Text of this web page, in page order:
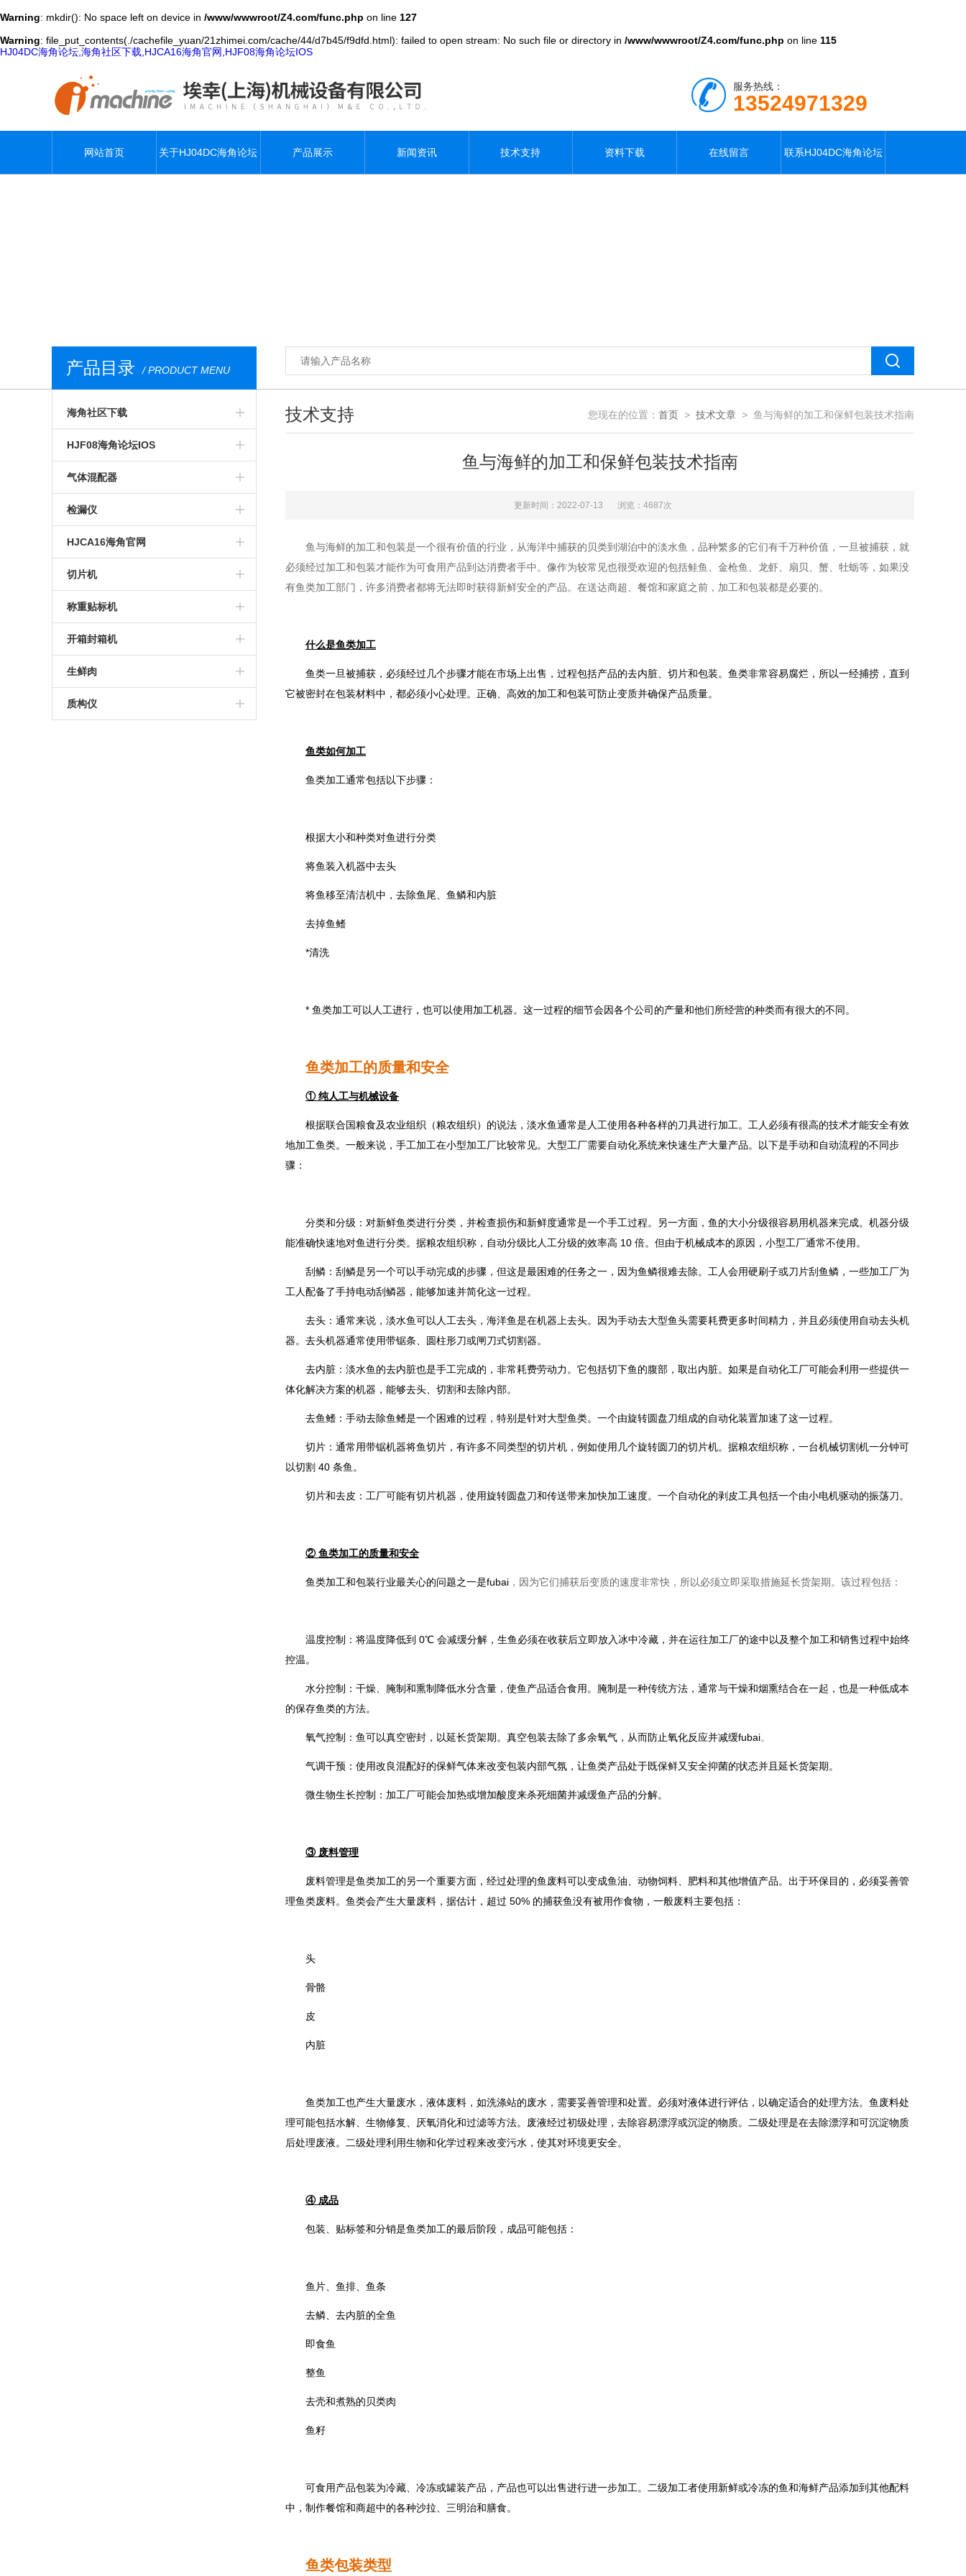
Warning: mkdir(): No space left on device in /www/wwwroot/Z4.com/func.php on line 127
Warning: file_put_contents(./cachefile_yuan/21zhimei.com/cache/44/d7b45/f9dfd.html): failed to open stream: No such file or directory in /www/wwwroot/Z4.com/func.php on line 115
HJ04DC海角论坛,海角社区下载,HJCA16海角官网,HJF08海角论坛IOS
服务热线：
13524971329
网站首页 关于HJ04DC海角论坛 产品展示 新闻资讯 技术支持 资料下载 在线留言 联系HJ04DC海角论坛
产品目录 / PRODUCT MENU
海角社区下载
气调包装分析仪
安瓿瓶海角社区下载
西林瓶海角社区下载
荧光法海角社区下载
食品海角社区下载
便携式海角社区下载
进口海角社区下载
药品海角社区下载
无损海角社区下载
HJF08海角论坛IOS
膜康分析仪
台式顶空气体分析仪
无损HJF08海角论坛IOS
荧光法HJF08海角论坛IOS
在线HJF08海角论坛IOS
食品包装HJF08海角论坛IOS
药品包装HJF08海角论坛IOS
气体混配器
气调包装气体混配器
机械旋钮式气体混配器
数字式气体混配器
食品包装气体混配器
检漏仪
透湿仪
透过率测试仪
在线检漏仪
包装检漏仪
无损包装检漏仪
食品包装检漏仪
HJCA16海角官网
预制菜食品HJCA16海角官网
气调HJCA16海角官网
真空贴体HJCA16海角官网
真空HJCA16海角官网
预制托盒HJCA16海角官网
切片机
全自动切片机
手动切片机
称重贴标机
入门级称重贴标机
高性能称重贴标机
开箱封箱机
套袋机
生鲜肉
生鲜肉气调包装品控方案
质构仪
技术支持 您现在的位置： 首页 > 技术文章 > 鱼与海鲜的加工和保鲜包装技术指南
鱼与海鲜的加工和保鲜包装技术指南
更新时间：2022-07-13 浏览：4687次
鱼与海鲜的加工和包装是一个很有价值的行业，从海洋中捕获的贝类到湖泊中的淡水鱼，品种繁多的它们有千万种价值，一旦被捕获，就
必须经过加工和包装才能作为可食用产品到达消费者手中。像作为较常见也很受欢迎的包括鲑鱼、金枪鱼、龙虾、扇贝、蟹、牡蛎等，如果没
有鱼类加工部门，许多消费者都将无法即时获得新鲜安全的产品。在送达商超、餐馆和家庭之前，加工和包装都是必要的。
什么是鱼类加工
鱼类一旦被捕获，必须经过几个步骤才能在市场上出售，过程包括产品的去内脏、切片和包装。鱼类非常容易腐烂，所以一经捕捞，直到
它被密封在包装材料中，都必须小心处理。正确、高效的加工和包装可防止变质并确保产品质量。
鱼类如何加工
鱼类加工通常包括以下步骤：
根据大小和种类对鱼进行分类
将鱼装入机器中去头
将鱼移至清洁机中，去除鱼尾、鱼鳞和内脏
去掉鱼鳍
*清洗
* 鱼类加工可以人工进行，也可以使用加工机器。这一过程的细节会因各个公司的产量和他们所经营的种类而有很大的不同。
鱼类加工的质量和安全
① 纯人工与机械设备
根据联合国粮食及农业组织（粮农组织）的说法，淡水鱼通常是人工使用各种各样的刀具进行加工。工人必须有很高的技术才能安全有效
地加工鱼类。一般来说，手工加工在小型加工厂比较常见。大型工厂需要自动化系统来快速生产大量产品。以下是手动和自动流程的不同步
骤：
分类和分级：对新鲜鱼类进行分类，并检查损伤和新鲜度通常是一个手工过程。另一方面，鱼的大小分级很容易用机器来完成。机器分级
能准确快速地对鱼进行分类。据粮农组织称，自动分级比人工分级的效率高 10 倍。但由于机械成本的原因，小型工厂通常不使用。
刮鳞：刮鳞是另一个可以手动完成的步骤，但这是最困难的任务之一，因为鱼鳞很难去除。工人会用硬刷子或刀片刮鱼鳞，一些加工厂为
工人配备了手持电动刮鳞器，能够加速并简化这一过程。
去头：通常来说，淡水鱼可以人工去头，海洋鱼是在机器上去头。因为手动去大型鱼头需要耗费更多时间精力，并且必须使用自动去头机
器。去头机器通常使用带锯条、圆柱形刀或闸刀式切割器。
去内脏：淡水鱼的去内脏也是手工完成的，非常耗费劳动力。它包括切下鱼的腹部，取出内脏。如果是自动化工厂可能会利用一些提供一
体化解决方案的机器，能够去头、切割和去除内部。
去鱼鳍：手动去除鱼鳍是一个困难的过程，特别是针对大型鱼类。一个由旋转圆盘刀组成的自动化装置加速了这一过程。
切片：通常用带锯机器将鱼切片，有许多不同类型的切片机，例如使用几个旋转圆刀的切片机。据粮农组织称，一台机械切割机一分钟可
以切割 40 条鱼。
切片和去皮：工厂可能有切片机器，使用旋转圆盘刀和传送带来加快加工速度。一个自动化的剥皮工具包括一个由小电机驱动的振荡刀。
② 鱼类加工的质量和安全
鱼类加工和包装行业最关心的问题之一是fubai ，因为它们捕获后变质的速度非常快，所以必须立即采取措施延长货架期。该过程包括：
温度控制：将温度降低到 0℃ 会减缓分解，生鱼必须在收获后立即放入冰中冷藏，并在运往加工厂的途中以及整个加工和销售过程中始终
控温。
水分控制：干燥、腌制和熏制降低水分含量，使鱼产品适合食用。腌制是一种传统方法，通常与干燥和烟熏结合在一起，也是一种低成本
的保存鱼类的方法。
氧气控制：鱼可以真空密封，以延长货架期。真空包装去除了多余氧气，从而防止氧化反应并减缓fubai。
气调干预：使用改良混配好的保鲜气体来改变包装内部气氛，让鱼类产品处于既保鲜又安全抑菌的状态并且延长货架期。
微生物生长控制：加工厂可能会加热或增加酸度来杀死细菌并减缓鱼产品的分解。
③ 废料管理
废料管理是鱼类加工的另一个重要方面，经过处理的鱼废料可以变成鱼油、动物饲料、肥料和其他增值产品。出于环保目的，必须妥善管
理鱼类废料。鱼类会产生大量废料，据估计，超过 50% 的捕获鱼没有被用作食物，一般废料主要包括：
头
骨骼
皮
内脏
鱼类加工也产生大量废水，液体废料，如洗涤站的废水，需要妥善管理和处置。必须对液体进行评估，以确定适合的处理方法。鱼废料处
理可能包括水解、生物修复、厌氧消化和过滤等方法。废液经过初级处理，去除容易漂浮或沉淀的物质。二级处理是在去除漂浮和可沉淀物质
后处理废液。二级处理利用生物和化学过程来改变污水，使其对环境更安全。
④ 成品
包装、贴标签和分销是鱼类加工的最后阶段，成品可能包括：
鱼片、鱼排、鱼条
去鳞、去内脏的全鱼
即食鱼
整鱼
去壳和煮熟的贝类肉
鱼籽
可食用产品包装为冷藏、冷冻或罐装产品，产品也可以出售进行进一步加工。二级加工者使用新鲜或冷冻的鱼和海鲜产品添加到其他配料
中，制作餐馆和商超中的各种沙拉、三明治和膳食。
鱼类包装类型